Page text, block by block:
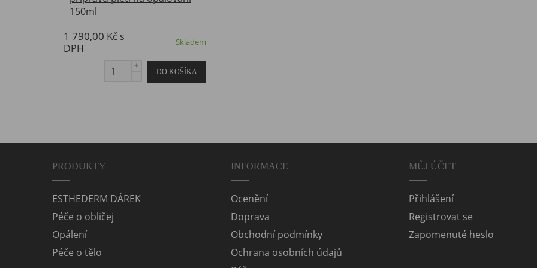
1 790,00 Kč s
DPH
Skladem
PRODUKTY
ESTHEDERM DÁREK
Péče o obličej
Opálení
Péče o tělo
INFORMACE
Ocenění
Doprava
Obchodní podmínky
Ochrana osobních údajů
MŮJ ÚČET
Přihlášení
Registrovat se
Zapomenuté heslo